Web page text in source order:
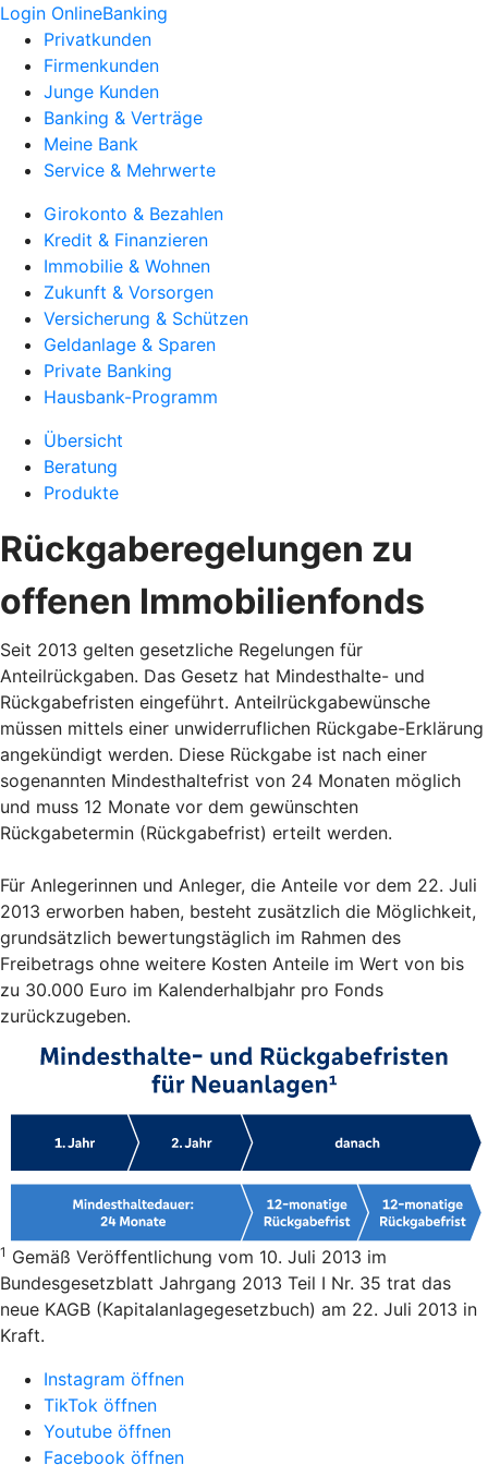
Login OnlineBanking
Privatkunden
Firmenkunden
Junge Kunden
Banking & Verträge
Meine Bank
Service & Mehrwerte
Girokonto & Bezahlen
Kredit & Finanzieren
Immobilie & Wohnen
Zukunft & Vorsorgen
Versicherung & Schützen
Geldanlage & Sparen
Private Banking
Hausbank-Programm
Übersicht
Beratung
Produkte
Rückgaberegelungen zu
offenen Immobilienfonds
Seit 2013 gelten gesetzliche Regelungen für
Anteilrückgaben. Das Gesetz hat Mindesthalte- und
Rückgabefristen eingeführt. Anteilrückgabewünsche
müssen mittels einer unwiderruflichen Rückgabe-Erklärung
angekündigt werden. Diese Rückgabe ist nach einer
sogenannten Mindesthaltefrist von 24 Monaten möglich
und muss 12 Monate vor dem gewünschten
Rückgabetermin (Rückgabefrist) erteilt werden.
Für Anlegerinnen und Anleger, die Anteile vor dem 22. Juli
2013 erworben haben, besteht zusätzlich die Möglichkeit,
grundsätzlich bewertungstäglich im Rahmen des
Freibetrags ohne weitere Kosten Anteile im Wert von bis
zu 30.000 Euro im Kalenderhalbjahr pro Fonds
zurückzugeben.
1 Gemäß Veröffentlichung vom 10. Juli 2013 im
Bundesgesetzblatt Jahrgang 2013 Teil I Nr. 35 trat das
neue KAGB (Kapitalanlagegesetzbuch) am 22. Juli 2013 in
Kraft.
Instagram öffnen
TikTok öffnen
Youtube öffnen
Facebook öffnen